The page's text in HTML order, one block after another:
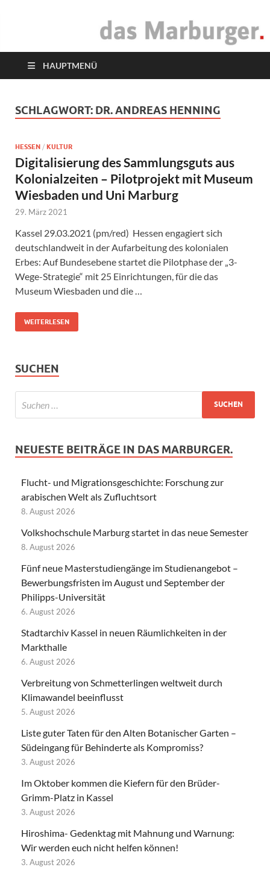
das Marburger.
HAUPTMENÜ
SCHLAGWORT: DR. ANDREAS HENNING
HESSEN / KULTUR
Digitalisierung des Sammlungsguts aus
Kolonialzeiten – Pilotprojekt mit Museum
Wiesbaden und Uni Marburg
29. März 2021
Kassel 29.03.2021 (pm/red) Hessen engagiert sich
deutschlandweit in der Aufarbeitung des kolonialen
Erbes: Auf Bundesebene startet die Pilotphase der „3-
Wege-Strategie“ mit 25 Einrichtungen, für die das
Museum Wiesbaden und die …
WEITERLESEN
SUCHEN
NEUESTE BEITRÄGE IN DAS MARBURGER.
Flucht- und Migrationsgeschichte: Forschung zur
arabischen Welt als Zufluchtsort
8. August 2026
Volkshochschule Marburg startet in das neue Semester
8. August 2026
Fünf neue Masterstudiengänge im Studienangebot –
Bewerbungsfristen im August und September der
Philipps-Universität
6. August 2026
Stadtarchiv Kassel in neuen Räumlichkeiten in der
Markthalle
6. August 2026
Verbreitung von Schmetterlingen weltweit durch
Klimawandel beeinflusst
5. August 2026
Liste guter Taten für den Alten Botanischer Garten –
Südeingang für Behinderte als Kompromiss?
3. August 2026
Im Oktober kommen die Kiefern für den Brüder-
Grimm-Platz in Kassel
3. August 2026
Hiroshima- Gedenktag mit Mahnung und Warnung:
Wir werden euch nicht helfen können!
3. August 2026